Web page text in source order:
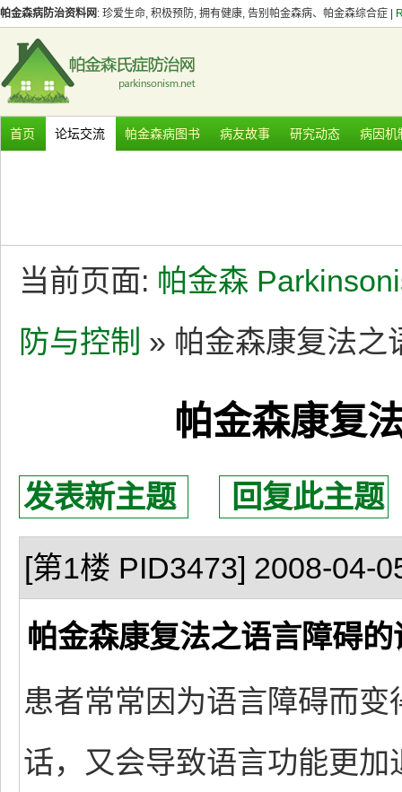
帕金森病防治资料网 : 珍爱生命, 积极预防, 拥有健康, 告别帕金森病、帕金森综合症 |
首页 论坛交流 帕金森病图书 病友故事 研究动态 病因机
当前页面: 帕金森
防与控制 » 帕金森康复法之
帕金森康复
发表新主题 回复此主题
[第1楼 PID3473] 2008-04-
帕金森康复法之语言障碍的
患者常常因为语言障碍而
话，又会导致语言功能更